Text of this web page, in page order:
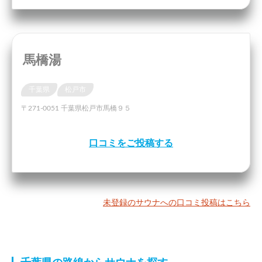
馬橋湯
千葉県
〒271-0051 千葉県松戸市馬橋９５
口コミをご投稿する
未登録のサウナへの口コミ投稿はこちら